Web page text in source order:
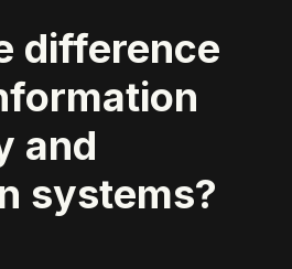
difference
and
systems?